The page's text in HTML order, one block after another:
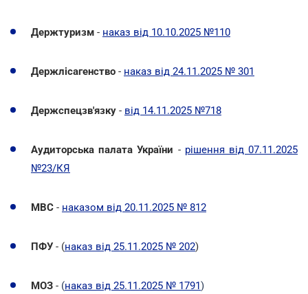
Держтуризм - наказ від 10.10.2025 №110
Держлісагенство - наказ від 24.11.2025 № 301
Держспецзв'язку - від 14.11.2025 №718
Аудиторська палата України - рішення від 07.11.2025
№23/КЯ
МВС - наказом від 20.11.2025 № 812
ПФУ - (наказ від 25.11.2025 № 202)
МОЗ - (наказ від 25.11.2025 № 1791)